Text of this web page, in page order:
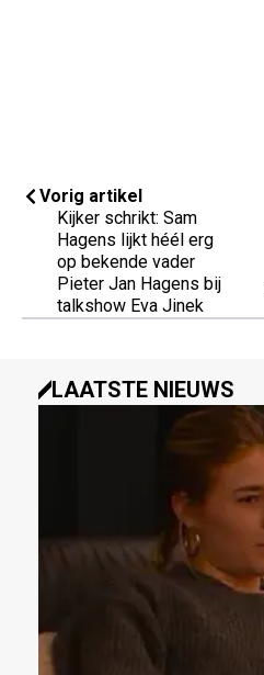
Vorig artikel
Kijker schrikt: Sam
Hagens lijkt héél erg
op bekende vader
Pieter Jan Hagens bij
talkshow Eva Jinek
LAATSTE NIEUWS